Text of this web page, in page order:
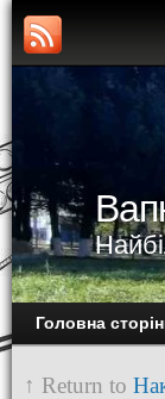
Головна
↑ Return to